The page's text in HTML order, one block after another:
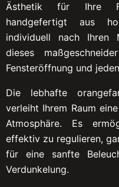
Ästhetik für Ihre
handgefertigt aus
individuell nach Ihren
dieses
Fensteröffnung und
Die lebhafte
verleiht Ihrem Raum
Atmosphäre. Es
effektiv zu regulieren,
für eine sanfte
Verdunkelung.